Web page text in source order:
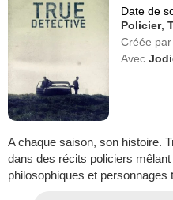
Date de
Policier,
Créée par
Avec
A chaque saison, son histoire.
dans des récits policiers
philosophiques et personnages